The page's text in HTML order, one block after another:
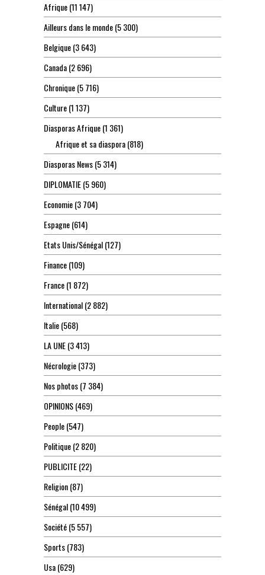
Afrique(11 147)
Ailleurs dans le monde(5 300)
Belgique(3 643)
Canada(2 696)
Chronique(5 716)
Culture(1 137)
Diasporas Afrique(1 361)
Afrique et sa diaspora(818)
Diasporas News(5 314)
DIPLOMATIE(5 960)
Economie(3 704)
Espagne(614)
Etats Unis/Sénégal(127)
Finance(109)
France(1 872)
International(2 882)
Italie(568)
LA UNE(3 413)
Nécrologie(373)
Nos photos(7 384)
OPINIONS(469)
People(547)
Politique(2 820)
PUBLICITE(22)
Religion(87)
Sénégal(10 499)
Société(5 557)
Sports(783)
Usa(629)